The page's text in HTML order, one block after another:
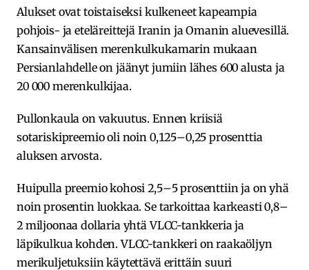
Alukset ovat toistaiseksi kulkeneet kapeampia
pohjois- ja eteläreittejä Iranin ja Omanin aluevesillä.
Kansainvälisen merenkulkukamarin mukaan
Persianlahdelle on jäänyt jumiin lähes 600 alusta ja
20 000 merenkulkijaa.
Pullonkaula on vakuutus. Ennen kriisiä
sotariskipreemio oli noin 0,125–0,25 prosenttia
aluksen arvosta.
Huipulla preemio kohosi 2,5–5 prosenttiin ja on yhä
noin prosentin luokkaa. Se tarkoittaa karkeasti 0,8–
2 miljoonaa dollaria yhtä VLCC-tankkeria ja
läpikulkua kohden. VLCC-tankkeri on raakaöljyn
merikuljetuksiin käytettävä erittäin suuri